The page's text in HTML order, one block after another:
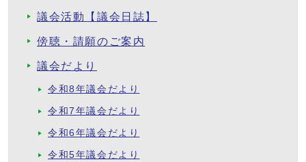
議会活動【議会日誌】
傍聴・請願のご案内
議会だより
令和8年議会だより
令和7年議会だより
令和6年議会だより
令和5年議会だより